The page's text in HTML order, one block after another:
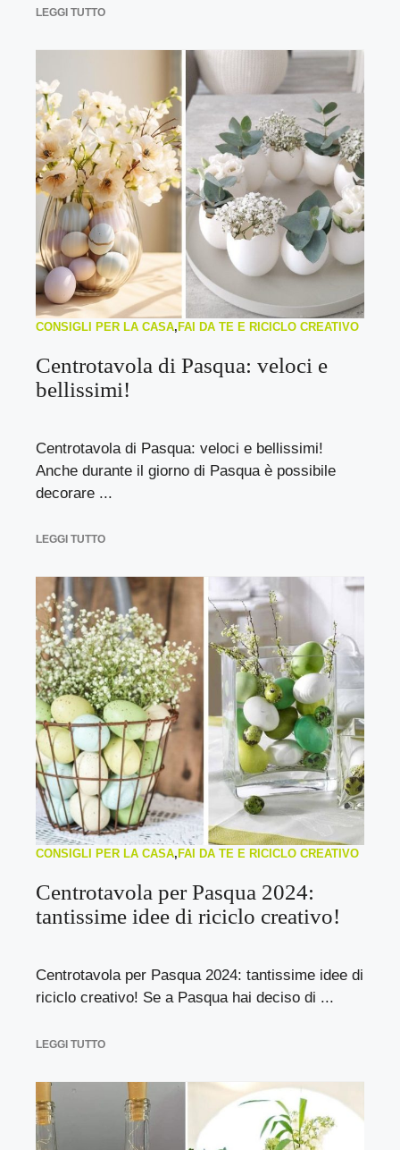
LEGGI TUTTO
CONSIGLI PER LA CASA,FAI DA TE E RICICLO CREATIVO
Centrotavola di Pasqua: veloci e
bellissimi!
Centrotavola di Pasqua: veloci e bellissimi!
Anche durante il giorno di Pasqua è possibile
decorare ...
LEGGI TUTTO
CONSIGLI PER LA CASA, FAI DA TE E RICICLO CREATIVO
Centrotavola per Pasqua 2024:
tantissime idee di riciclo creativo!
Centrotavola per Pasqua 2024: tantissime idee di
riciclo creativo! Se a Pasqua hai deciso di ...
LEGGI TUTTO